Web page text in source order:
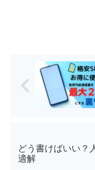
どう書けばいい？
適解